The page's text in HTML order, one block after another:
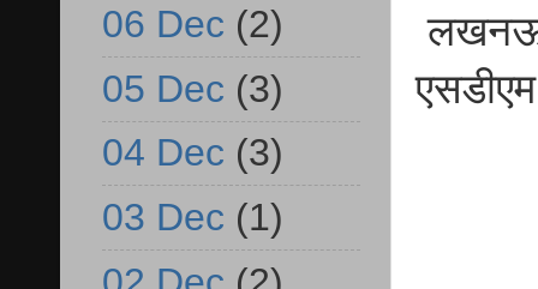
लखनऊ/
06 Dec (2)
05 Dec (3)
04 Dec (3)
03 Dec (1)